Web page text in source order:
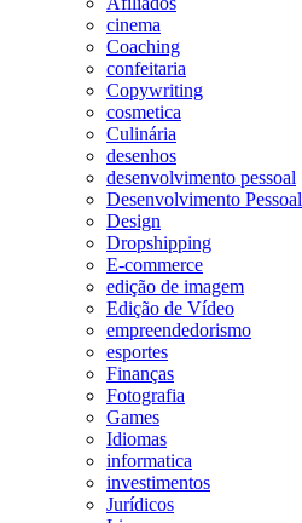
cinema
Coaching
confeitaria
Copywriting
cosmetica
Culinária
desenhos
desenvolvimento pessoal
Desenvolvimento Pessoal
Design
Dropshipping
E-commerce
edição de imagem
Edição de Vídeo
empreendedorismo
esportes
Finanças
Fotografia
Games
Idiomas
informatica
investimentos
Jurídicos